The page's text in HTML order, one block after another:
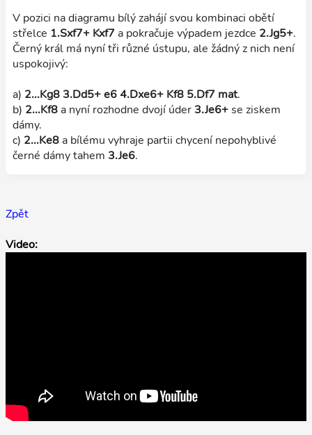
V pozici na diagramu bílý zahájí svou kombinaci obětí
střelce 1.Sxf7+ Kxf7a pokračuje výpadem jezdce 2.Jg5+.
Černý král má nyní tři různé ústupu, ale žádný z nich není
uspokojivý:
a) 2...Kg8 3.Dd5+ e6 4.Dxe6+ Kf8 5.Df7 mat.
b) 2...Kf8a nyní rozhodne dvojí úder 3.Je6+se ziskem
dámy.
c) 2...Ke8a bílému vyhraje partii chycení nepohyblivé
černé dámy tahem 3.Je6.
Zpět
Video: